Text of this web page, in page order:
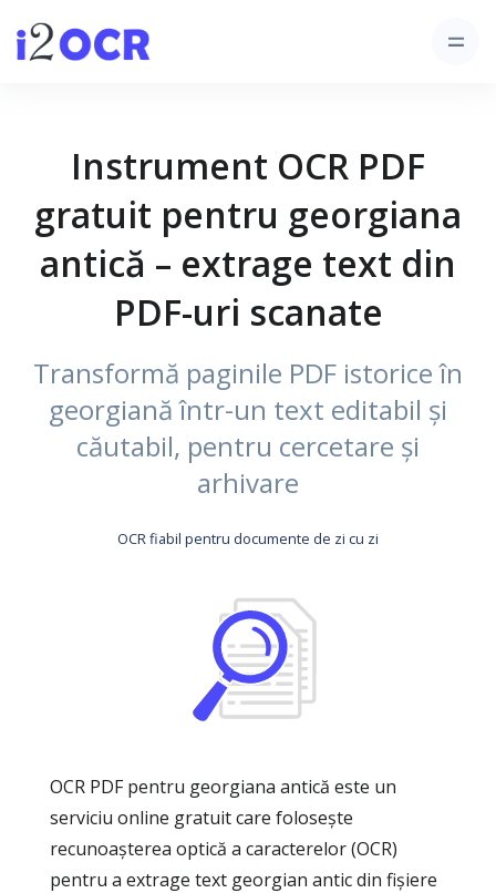
Instrument OCR PDF
gratuit pentru georgiana
antică – extrage text din
PDF-uri scanate
Transformă paginile PDF istorice în
georgiană într-un text editabil și
căutabil, pentru cercetare și
arhivare
OCR fiabil pentru documente de zi cu zi
OCR PDF pentru georgiana antică este un
serviciu online gratuit care folosește
recunoașterea optică a caracterelor (OCR)
pentru a extrage text georgian antic din fișiere